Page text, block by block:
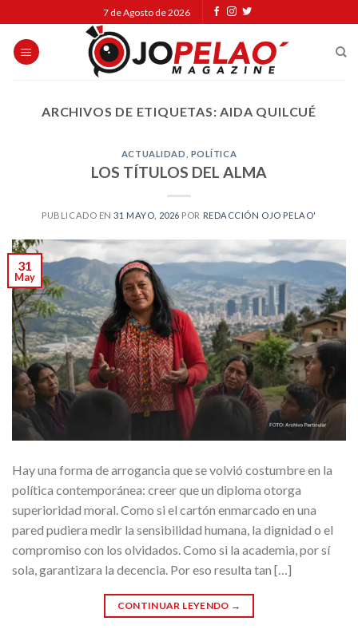
to
content
7 de Agosto de 2026
ARCHIVOS DE ETIQUETAS:AIDA QUILCUÉ
ACTUALIDAD POLÍTICA
LOS TÍTULOS DEL ALMA
PUBLICADO EN31 MAYO, 2026 POR REDACCIÓN OJO PELAO'
31
May
Hay una forma de arrogancia que se volvió costumbre en la
política contemporánea: creer que un diploma otorga
superioridad moral. Como si el cartón enmarcado en una
pared pudiera medir la sensibilidad humana, la dignidad o el
compromiso con los olvidados. Como si la academia, por sí
sola, garantizara la decencia. Por eso resulta tan […]
CONTINUAR LEYENDO →